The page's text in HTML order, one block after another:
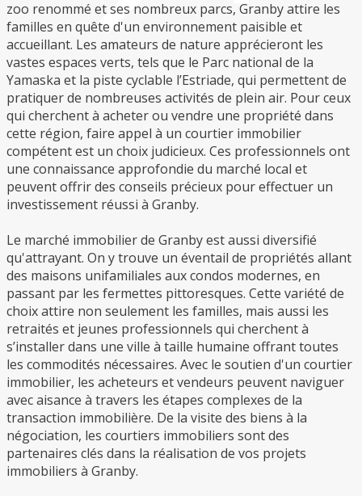
zoo renommé et ses nombreux parcs, Granby attire les
familles en quête d'un environnement paisible et
accueillant. Les amateurs de nature apprécieront les
vastes espaces verts, tels que le Parc national de la
Yamaska et la piste cyclable l’Estriade, qui permettent de
pratiquer de nombreuses activités de plein air. Pour ceux
qui cherchent à acheter ou vendre une propriété dans
cette région, faire appel à un courtier immobilier
compétent est un choix judicieux. Ces professionnels ont
une connaissance approfondie du marché local et
peuvent offrir des conseils précieux pour effectuer un
investissement réussi à Granby.
Le marché immobilier de Granby est aussi diversifié
qu'attrayant. On y trouve un éventail de propriétés allant
des maisons unifamiliales aux condos modernes, en
passant par les fermettes pittoresques. Cette variété de
choix attire non seulement les familles, mais aussi les
retraités et jeunes professionnels qui cherchent à
s’installer dans une ville à taille humaine offrant toutes
les commodités nécessaires. Avec le soutien d'un courtier
immobilier, les acheteurs et vendeurs peuvent naviguer
avec aisance à travers les étapes complexes de la
transaction immobilière. De la visite des biens à la
négociation, les courtiers immobiliers sont des
partenaires clés dans la réalisation de vos projets
immobiliers à Granby.